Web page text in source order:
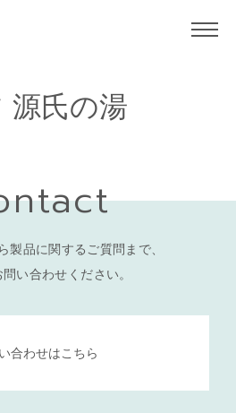
源氏の湯
製品に関するご質問まで、
い合わせください。
合わせはこちら